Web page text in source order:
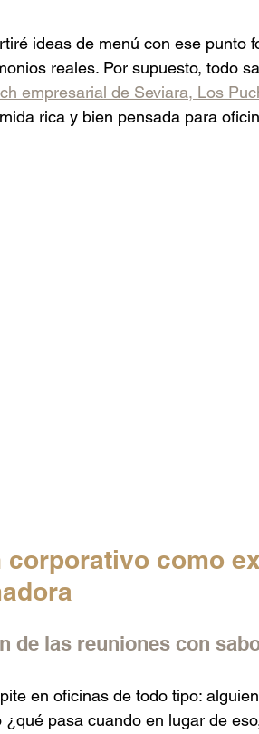
ideas de menú con ese punto
reales. Por supuesto, todo
empresarial de Seviara, Los
rica y bien pensada para
corporativo como
de las reuniones con
en oficinas de todo tipo:
¿qué pasa cuando en lugar de